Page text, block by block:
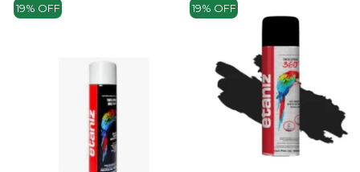
19% OFF 19% OFF